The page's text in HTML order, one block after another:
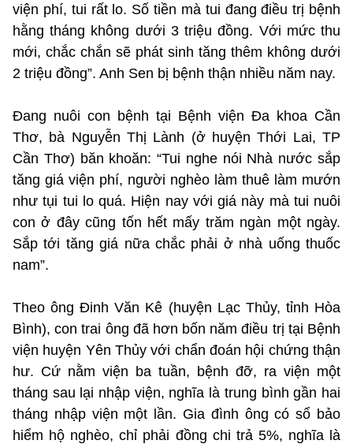
viện phí, tui rất lo. Số tiền mà tui đang điều trị bệnh
hằng tháng không dưới 3 triệu đồng. Với mức thu
mới, chắc chắn sẽ phát sinh tăng thêm không dưới
2 triệu đồng”. Anh Sen bị bệnh thận nhiều năm nay.
Đang nuôi con bệnh tại Bệnh viện Đa khoa Cần
Thơ, bà Nguyễn Thị Lành (ở huyện Thới Lai, TP
Cần Thơ) băn khoăn: “Tui nghe nói Nhà nước sắp
tăng giá viện phí, người nghèo làm thuê làm mướn
như tụi tui lo quá. Hiện nay với giá này mà tui nuôi
con ở đây cũng tốn hết mấy trăm ngàn một ngày.
Sắp tới tăng giá nữa chắc phải ở nhà uống thuốc
nam”.
Theo ông Đinh Văn Kê (huyện Lạc Thủy, tỉnh Hòa
Bình), con trai ông đã hơn bốn năm điều trị tại Bệnh
viện huyện Yên Thủy với chẩn đoán hội chứng thận
hư. Cứ nằm viện ba tuần, bệnh đỡ, ra viện một
tháng sau lại nhập viện, nghĩa là trung bình gần hai
tháng nhập viện một lần. Gia đình ông có sổ bảo
hiểm hộ nghèo, chỉ phải đồng chi trả 5%, nghĩa là